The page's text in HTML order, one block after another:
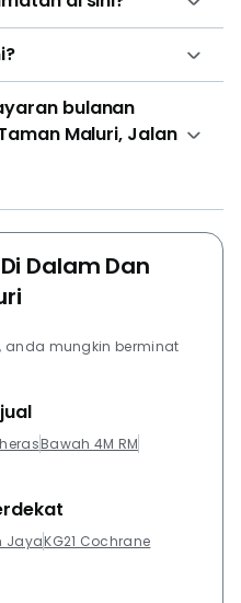
bulanan
Maluri, Jalan
Dalam Dan
anda mungkin berminat
Bawah 4M RM
JayaKG21 Cochrane